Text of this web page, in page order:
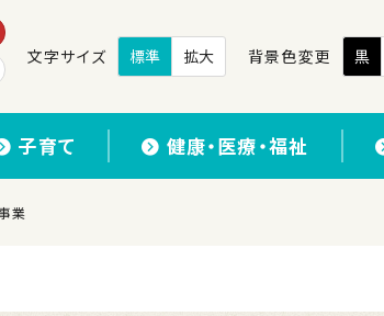
文字サイズ 標準 拡大 背景色変更 黒
子育て 健康・医療・福祉
業